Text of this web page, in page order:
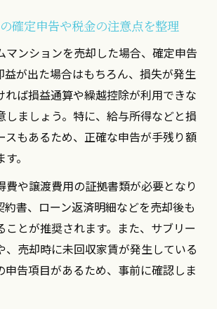
確定申告や税金の注意点を整理
マンションを売却した場合、確定申告
益が出た場合はもちろん、損失が発生
れば損益通算や繰越控除が利用できな
しましょう。特に、給与所得などと損
スもあるため、正確な申告が手残り額
。
費や譲渡費用の証拠書類が必要となり
約書、ローン返済明細などを売却後も
ことが推奨されます。また、サブリー
、売却時に未回収家賃が発生している
申告項目があるため、事前に確認しま